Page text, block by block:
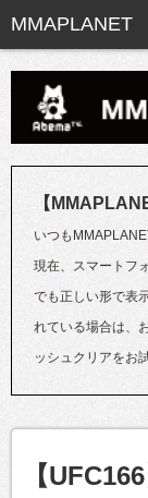
【
いつも
現在、スマートフ
でも正しい形で表
れている場合は、
ッシュクリアをお
【